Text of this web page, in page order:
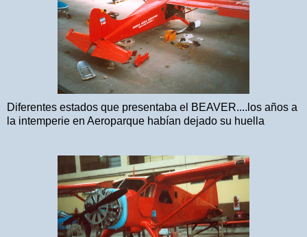
Diferentes estados que presentaba el BEAVER....los años a
la intemperie en Aeroparque habían dejado su huella